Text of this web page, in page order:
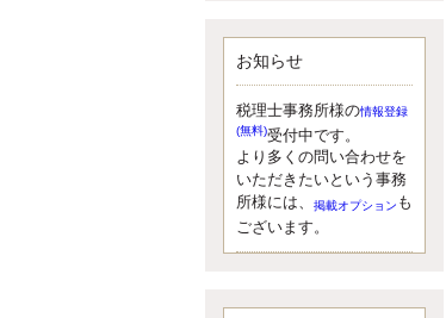
湘南のぽっちゃり女性税理士
松村文子と湘南ＢＵ
また最近、税理士試験のご相談を受
けることおおくなりました。受験申
し込み受け付け開始になるからです
ね。勉強したが、中途半端なので、
受験が無駄に思っている人もいるよ
うです。まず、私ならダメと思う前
に、全力で勝負してみたいです！
更新:2017年5月1日(神奈川県藤沢市)
---------------------
イクメン税理士による税金ブ
お知らせ
税理士事務所様の情報登録
(無料)受付中です。
より多くの問い合わせを
いただきたいという事務
所様には、
掲載オプション も
ございます。